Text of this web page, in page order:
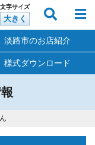
文字サイズ
大きく
淡路市のお店紹介
様式ダウンロード